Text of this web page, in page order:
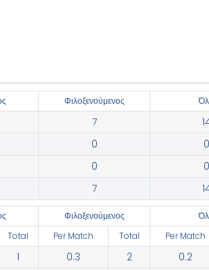
‫Φιλοξενούμενος
7
0
0
0
0
7
‫Φιλοξενούμενος
Total Per Match Total Per Match
1 0.3 2 0.2